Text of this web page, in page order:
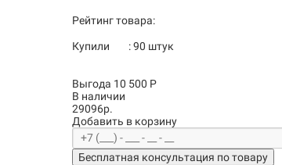
Рейтинг товара:
Купили :90 штук
Выгода 10 500 Р
В наличии
29096р.
Добавить в корзину
Бесплатная консультация по товару